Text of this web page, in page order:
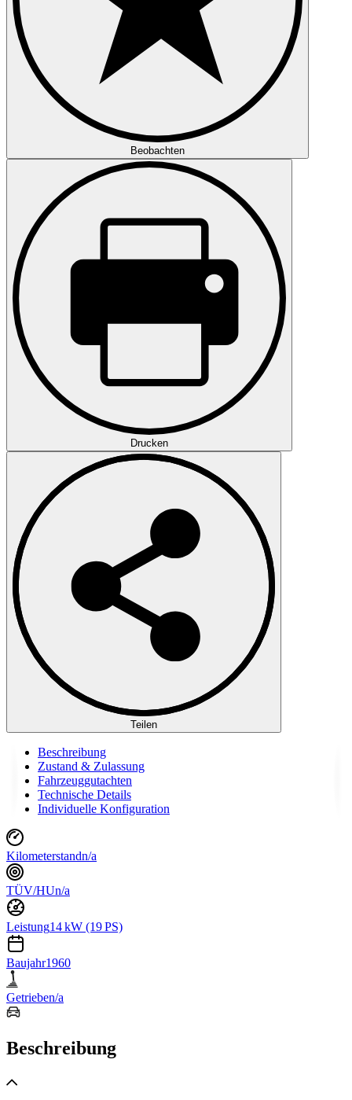
Beobachten
Drucken
Teilen
Beschreibung
Zustand & Zulassung
Fahrzeuggutachten
Technische Details
Individuelle Konfiguration
Kilometerstandn/a
TÜV/HUn/a
Leistung14 kW (19 PS)
Baujahr1960
Getrieben/a
Beschreibung